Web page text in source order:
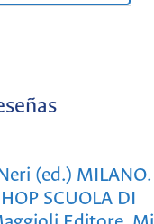
(ed.) MILANO.
SCUOLA DI